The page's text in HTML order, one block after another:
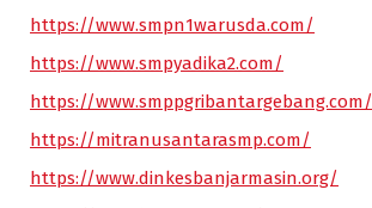
https://www.smpn1warusda.com/
https://www.smpyadika2.com/
https://www.smppgribantargebang.com/
https://mitranusantarasmp.com/
https://www.dinkesbanjarmasin.org/